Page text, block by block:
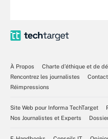
À Propos
Charte d’éthique et de
Rencontrez les journalistes
Réimpressions
Site Web pour Informa TechTarget
Nos Journalistes et Experts